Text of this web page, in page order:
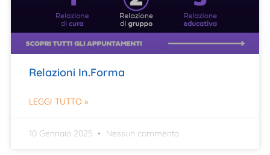
Relazioni In.Forma
LEGGI TUTTO »
10 Gennaio 2025 Nessun commento